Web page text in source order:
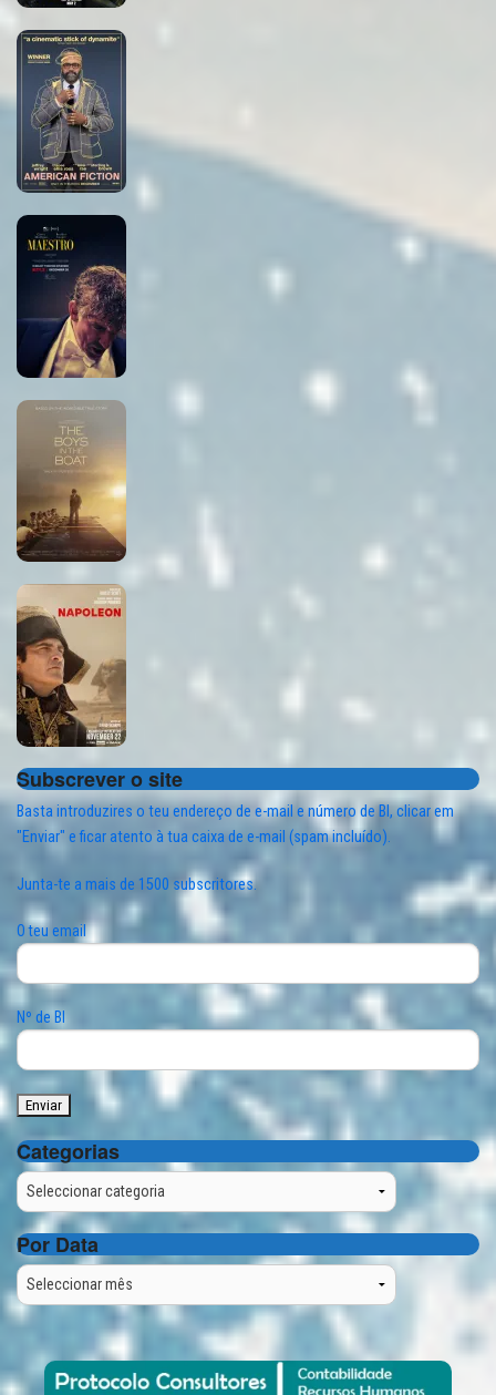
Subscrever o site
Basta introduzires o teu endereço de e-mail e número de BI, clicar em
"Enviar" e ficar atento à tua caixa de e-mail (spam incluído).
Junta-te a mais de 1500 subscritores.
O teu email
Nº de BI
Categorias
Categorias
Por Data
Por
Data